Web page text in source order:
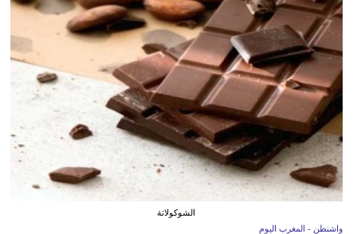
الشوكولاتة
واشنطن - المغرب اليوم